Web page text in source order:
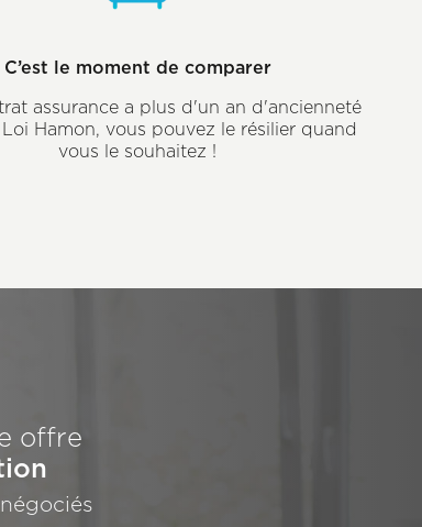
C’est le moment de comparer
assurance a plus d'un an d'ancienneté
Hamon, vous pouvez le résilier quand
vous le souhaitez !
offre